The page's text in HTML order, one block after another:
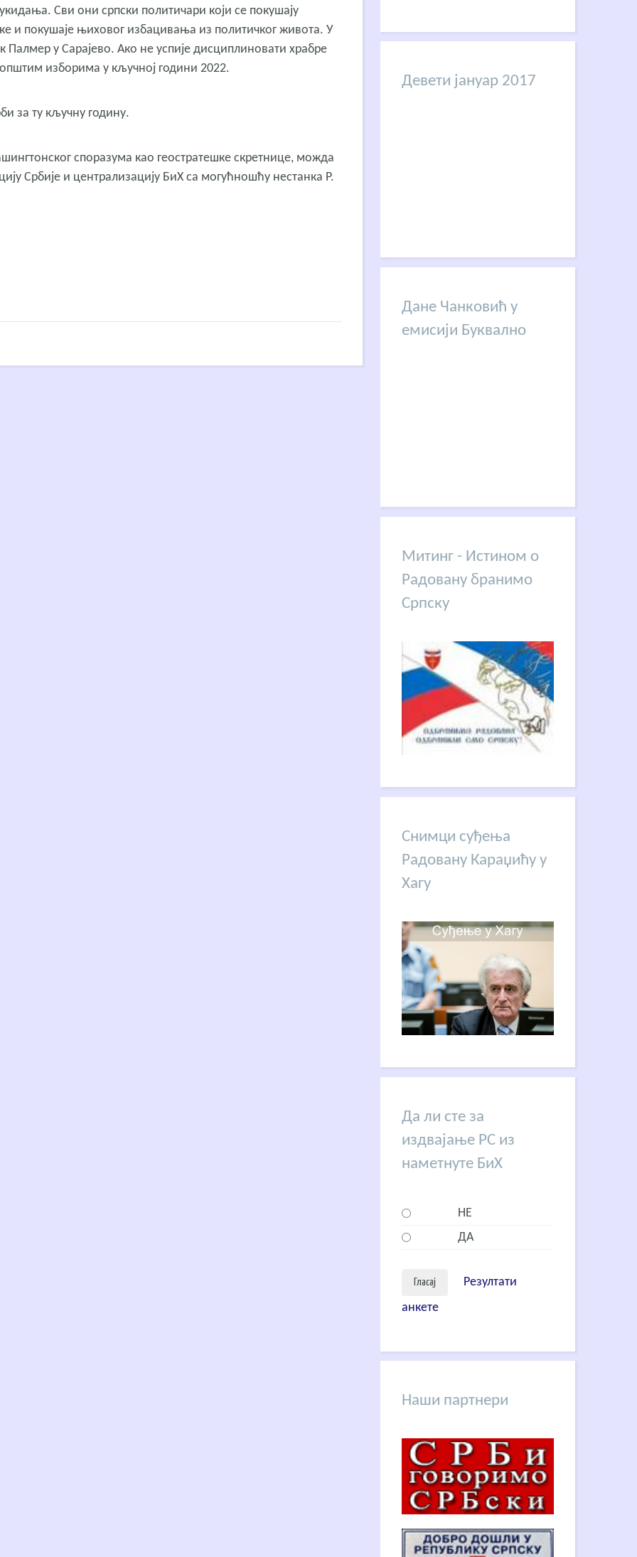
Сви они српски политичари који се покушају
и покушаје њиховог избацивања из политичког живота. У
у Сарајево. Ако не успије дисциплиновати храбре
изборима у кључној години 2022.
за ту кључну годину.
споразума као геостратешке скретнице, можда
Србије и централизацију БиХ са могућношћу нестанка Р.
Девети јануар 2017
Дане Чанковић у
емисији Буквално
Митинг - Истином о
Радовану бранимо
Српску
Снимци суђења
Радовану Караџићу у
Хагу
Да ли сте за
издвајање РС из
наметнуте БиХ
НЕ
ДА
Резултати
анкете
Наши партнери